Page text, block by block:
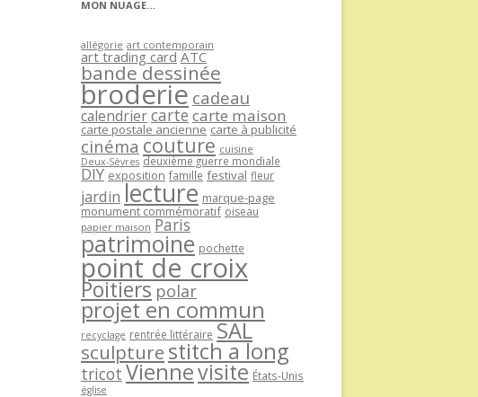
MON NUAGE…
allégorie art contemporain
art trading card ATC
bande dessinée
broderie cadeau
calendriercartecarte maison
carte postale ancienne carte à publicité
cinéma couture cuisine
Deux-Sèvres deuxième guerre mondiale
DIY exposition famille festival fleur
jardin lecture marque-page
monument commémoratif oiseau
papier maison Paris
patrimoine pochette
point de croix
Poitiers polar
projet en commun
recyclage rentrée littéraire SAL
sculpture stitch a long
tricot Viennevisite États-Unis
église